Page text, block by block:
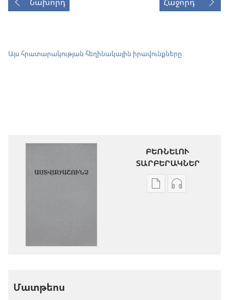
Այս հրատարակության հեղինակային իրավունքները
ԲԵՌՆԵԼՈՒ
ՏԱՐԲԵՐԱԿՆԵՐ
Թվային
Մատթեոս